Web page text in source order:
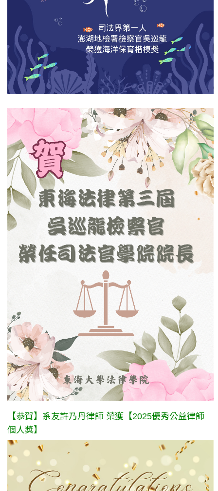
【恭賀】系友許乃丹律師 榮獲【2025優秀公益律師
個人獎】